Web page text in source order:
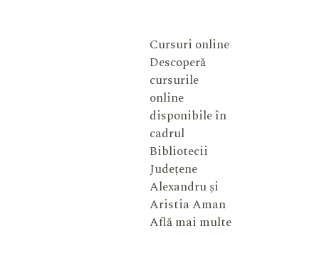
Cursuri online
Descoperă
cursurile
online
disponibile în
cadrul
Bibliotecii
Județene
Alexandru și
Aristia Aman
Află mai multe